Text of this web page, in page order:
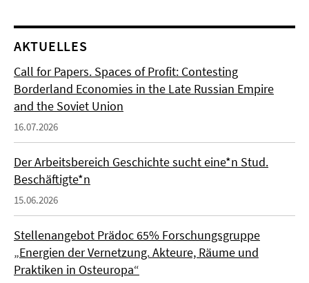
AKTUELLES
Call for Papers. Spaces of Profit: Contesting
Borderland Economies in the Late Russian Empire
and the Soviet Union
16.07.2026
Der Arbeitsbereich Geschichte sucht eine*n Stud.
Beschäftigte*n
15.06.2026
Stellenangebot Prädoc 65% Forschungsgruppe
„Energien der Vernetzung. Akteure, Räume und
Praktiken in Osteuropa“